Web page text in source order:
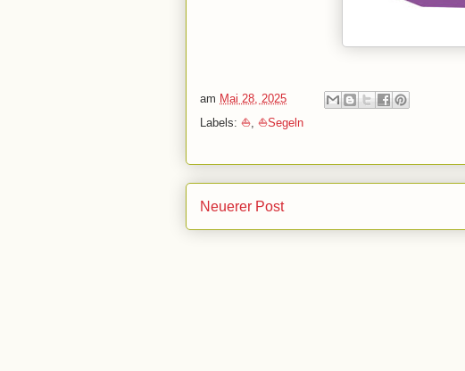
am Mai 28, 2025
Labels: ⛵ ⛵Segeln
Neuerer Post